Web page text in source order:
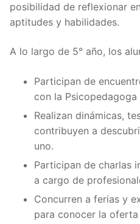
posibilidad de reflexionar
aptitudes y habilidades.
A lo largo de 5° año, los
Participan de
con la Psicopedagoga
Realizan dinámicas,
contribuyen a
uno.
Participan de charlas
a cargo de
Concurren a ferias y
para conocer la oferta